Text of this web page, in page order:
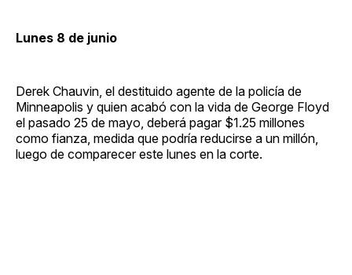
Lunes 8 de junio
Derek Chauvin, el destituido agente de la policía de
Minneapolis y quien acabó con la vida de George Floyd
el pasado 25 de mayo, deberá pagar $1.25 millones
como fianza, medida que podría reducirse a un millón,
luego de comparecer este lunes en la corte.